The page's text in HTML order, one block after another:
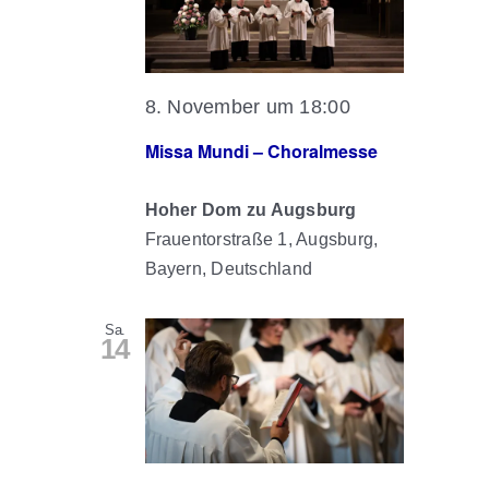
Missa Mundi – Choralmesse
8. November um 18:00
Hoher Dom zu Augsburg
Frauentorstraße 1, Augsburg,
Bayern, Deutschland
Sa.
14